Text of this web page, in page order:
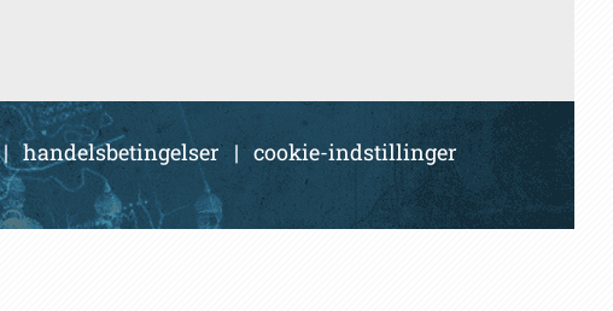
handelsbetingelser | cookie-indstillinger